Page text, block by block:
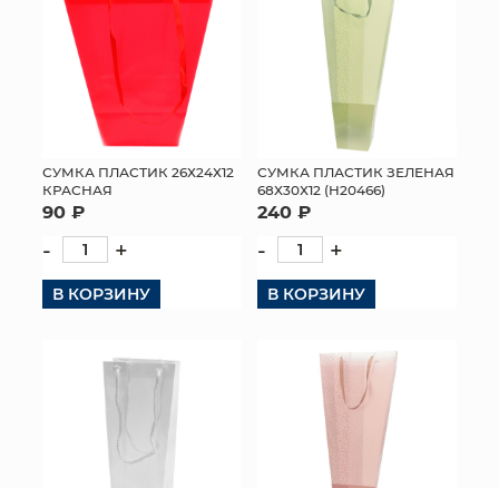
СУМКА ПЛАСТИК 26Х24Х12
КРАСНАЯ
90 ₽
- +
В КОРЗИНУ
СУМКА ПЛАСТИК ЗЕЛЕНАЯ
68Х30Х12 (H20466)
240 ₽
- +
В КОРЗИНУ